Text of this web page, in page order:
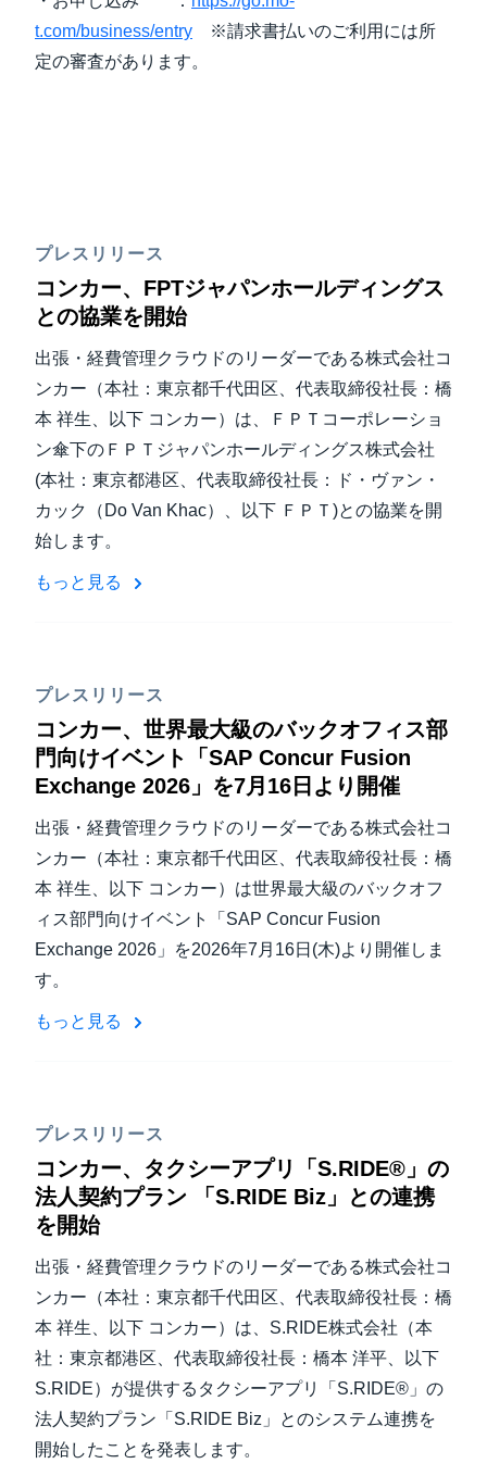
t.com/business/entry ※請求書払いのご利用には所
定の審査があります。
プレスリリース
コンカー、FPTジャパンホールディングス
との協業を開始
出張・経費管理クラウドのリーダーである株式会社コ
ンカー（本社：東京都千代田区、代表取締役社長：橋
本 祥生、以下 コンカー）は、ＦＰＴコーポレーショ
ン傘下のＦＰＴジャパンホールディングス株式会社
(本社：東京都港区、代表取締役社長：ド・ヴァン・
カック（Do Van Khac）、以下 ＦＰＴ)との協業を開
始します。
もっと見る
プレスリリース
コンカー、世界最大級のバックオフィス部
門向けイベント「SAP Concur Fusion
Exchange 2026」を7月16日より開催
出張・経費管理クラウドのリーダーである株式会社コ
ンカー（本社：東京都千代田区、代表取締役社長：橋
本 祥生、以下 コンカー）は世界最大級のバックオフ
ィス部門向けイベント「SAP Concur Fusion
Exchange 2026」を2026年7月16日(木)より開催しま
す。
もっと見る
プレスリリース
コンカー、タクシーアプリ「S.RIDE®」の
法人契約プラン 「S.RIDE Biz」との連携
を開始
出張・経費管理クラウドのリーダーである株式会社コ
ンカー（本社：東京都千代田区、代表取締役社長：橋
本 祥生、以下 コンカー）は、S.RIDE株式会社（本
社：東京都港区、代表取締役社長：橋本 洋平、以下
S.RIDE）が提供するタクシーアプリ「S.RIDE®」の
法人契約プラン「S.RIDE Biz」とのシステム連携を
開始したことを発表します。